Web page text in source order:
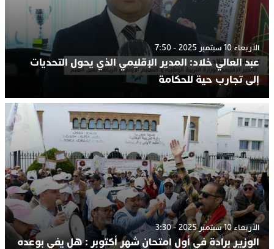
الأربعاء 10 سبتمبر 2025 - 7:50
عبد العالي خلاد: المدير الإقليمي الذي يحول التحديات
إلى تجارب حية للحكامة
الأربعاء 10 سبتمبر 2025 - 3:30
الوزير برادة في أول امتحان شهر أكتوبر : هل يفي بوعده